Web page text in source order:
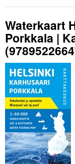
Waterkaart
Porkkala |